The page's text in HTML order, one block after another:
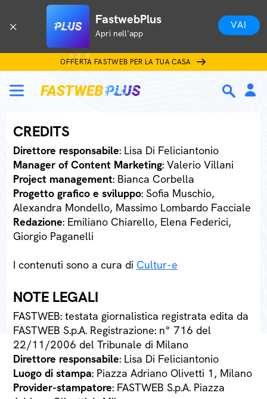
FastwebPlus
Apri nell'app
VAI
OFFERTA FASTWEB PER LA TUA CASA
CREDITS
Direttore responsabile: Lisa Di Feliciantonio
Manager of Content Marketing: Valerio Villani
Project management: Bianca Corbella
Progetto grafico e sviluppo: Sofia Muschio,
Alexandra Mondello, Massimo Lombardo Facciale
Redazione: Emiliano Chiarello, Elena Federici,
Giorgio Paganelli
I contenuti sono a cura di Cultur-e
NOTE LEGALI
FASTWEB: testata giornalistica registrata edita da
FASTWEB S.p.A. Registrazione: n° 716 del
22/11/2006 del Tribunale di Milano
Direttore responsabile: Lisa Di Feliciantonio
Luogo di stampa: Piazza Adriano Olivetti 1, Milano
Provider-stampatore: FASTWEB S.p.A. Piazza